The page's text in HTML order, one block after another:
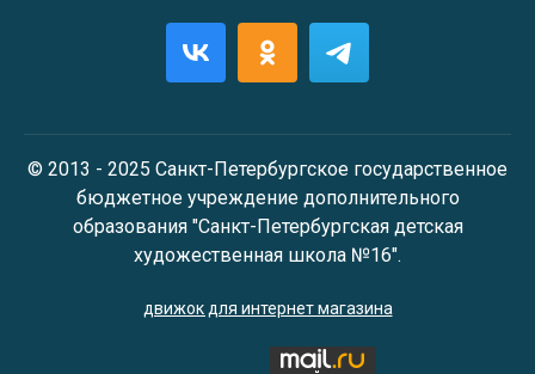
© 2013 - 2025 Санкт-Петербургское государственное
бюджетное учреждение дополнительного
образования "Санкт-Петербургская детская
художественная школа №16".
движок для интернет магазина